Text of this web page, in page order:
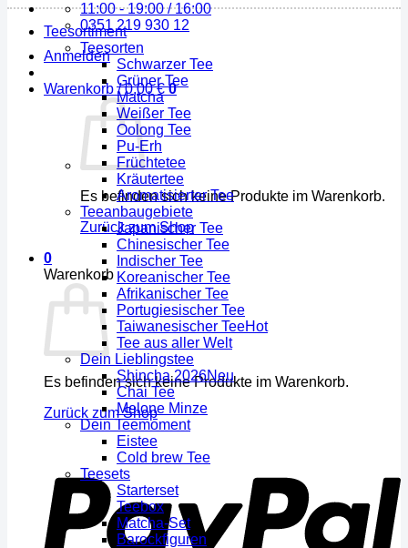
11:00 - 19:00 / 16:00
0351 219 930 12
Anmelden
Warenkorb /0,00€ 0
Es befinden sich keine Produkte im Warenkorb.
Zurück zum Shop
0
Warenkorb
Es befinden sich keine Produkte im Warenkorb.
Zurück zum Shop
Teesortiment
Teesorten
Schwarzer Tee
Grüner Tee
Matcha
Weißer Tee
Oolong Tee
Pu-Erh
Früchtetee
Kräutertee
Aromatisierter Tee
Teeanbaugebiete
Japanischer Tee
Chinesischer Tee
Indischer Tee
Koreanischer Tee
Afrikanischer Tee
Portugiesischer Tee
Taiwanesischer Tee
Tee aus aller Welt
Dein Lieblingstee
Shincha 2026
Chai Tee
Melone Minze
Dein Teemoment
Eistee
Cold brew Tee
Teesets
Starterset
Teebox
Matcha-Set
Barockfiguren